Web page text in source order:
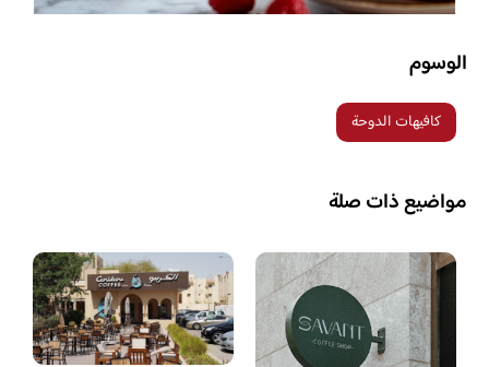
الوسوم
كافيهات الدوحة
مواضيع ذات صلة